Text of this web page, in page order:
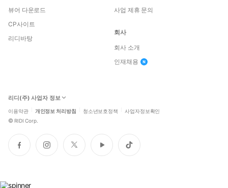
뷰어 다운로드
CP사이트
리디바탕
사업 제휴 문의
회사
회사 소개
인재채용
리디(주) 사업자 정보
이용약관 개인정보 처리방침 청소년보호정책 사업자정보확인
© RIDI Corp.
페
이
인
스
트
위
유
튜
틱
톡